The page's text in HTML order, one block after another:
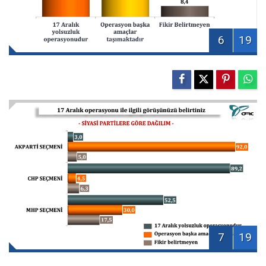
6 19
7 19